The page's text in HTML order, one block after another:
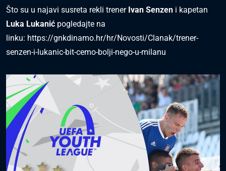
Što su u najavi susreta rekli trenerIvan Senzen i kapetan
Luka Lukanić pogledajte na
linku: https://gnkdinamo.hr/hr/Novosti/Clanak/trener-
senzen-i-lukanic-bit-cemo-bolji-nego-u-milanu